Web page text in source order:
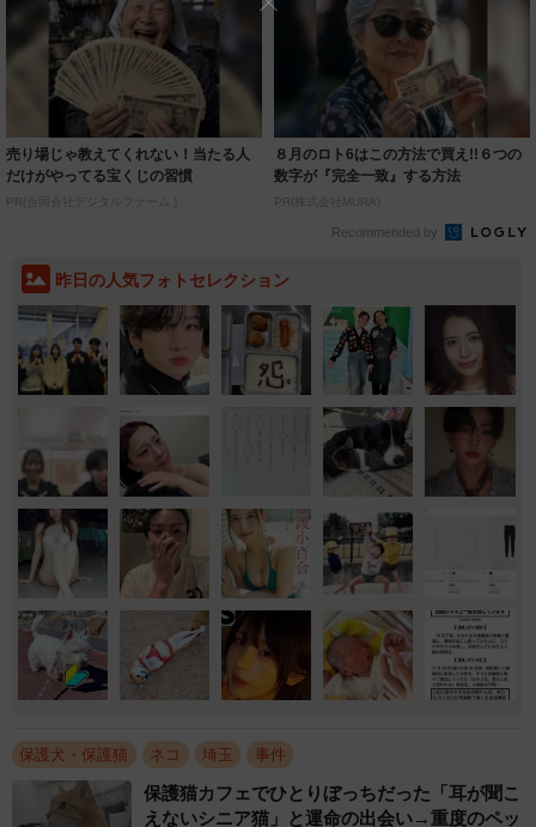
売り場じゃ教えてくれない！当たる人
だけがやってる宝くじの習慣
PR(合同会社デジタルファーム )
８月のロト6はこの方法で買え!!６つの
数字が『完全一致』する方法
PR(株式会社MURA)
Recommended by
昨日の人気フォトセレクション
保護犬・保護猫 ネコ 埼玉 事件
保護猫カフェでひとりぼっちだった「耳が聞こ
えないシニア猫」と運命の出会い→重度のペッ